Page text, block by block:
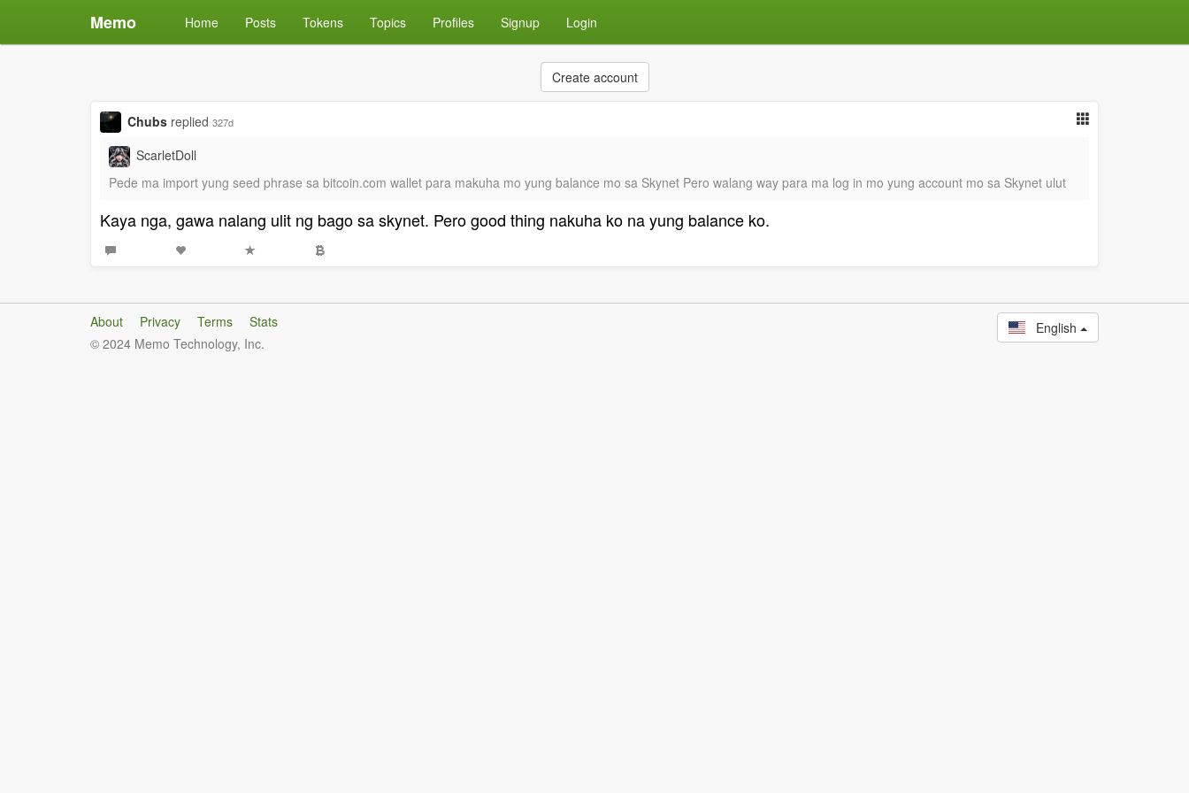
Memo Home Posts Tokens Topics Profiles Signup Login
Create account
Chubs replied 327d
ScarletDoll
Pede ma import yung seed phrase sa bitcoin.com wallet para makuha mo yung balance mo sa Skynet Pero walang way para ma log in mo yung account mo sa Skynet ulut
Kaya nga, gawa nalang ulit ng bago sa skynet. Pero good thing nakuha ko na yung balance ko.
About Privacy Terms
Stats
© 2024 Memo Technology, Inc.
English